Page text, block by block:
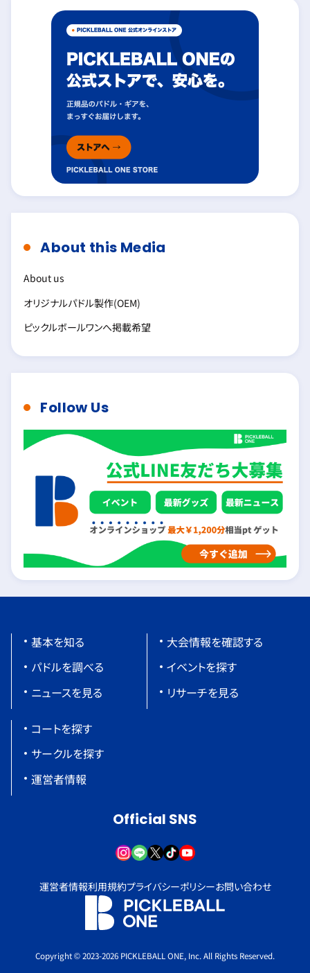
About this Media
About us
オリジナルパドル製作(OEM)
ピックルボールワンへ掲載希望
Follow Us
基本を知る
パドルを調べる
ニュースを見る
大会情報を確認する
イベントを探す
リサーチを見る
コートを探す
サークルを探す
運営者情報
Official SNS
運営者情報利用規約プライバシーポリシーお問い合わせ
Copyright © 2023-2026 PICKLEBALL ONE, Inc. All Rights Reserved.